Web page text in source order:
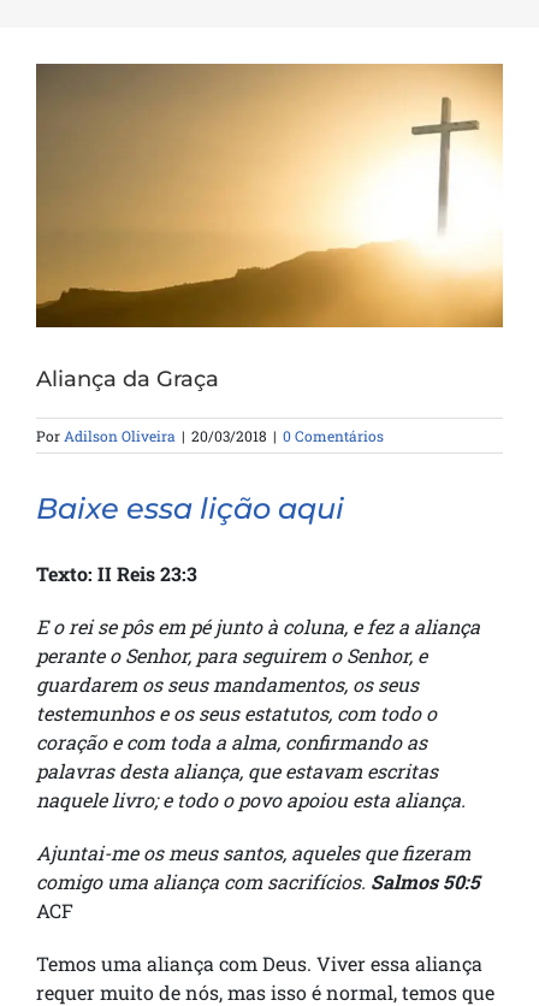
Aliança da Graça
Por Adilson Oliveira | 20/03/2018 | 0 Comentários
Baixe essa lição aqui
Texto: II Reis 23:3
E o rei se pôs em pé junto à coluna, e fez a aliança
perante o Senhor, para seguirem o Senhor, e
guardarem os seus mandamentos, os seus
testemunhos e os seus estatutos, com todo o
coração e com toda a alma, confirmando as
palavras desta aliança, que estavam escritas
naquele livro; e todo o povo apoiou esta aliança.
Ajuntai-me os meus santos, aqueles que fizeram
comigo uma aliança com sacrifícios. Salmos 50:5
ACF
Temos uma aliança com Deus. Viver essa aliança
requer muito de nós, mas isso é normal, temos que